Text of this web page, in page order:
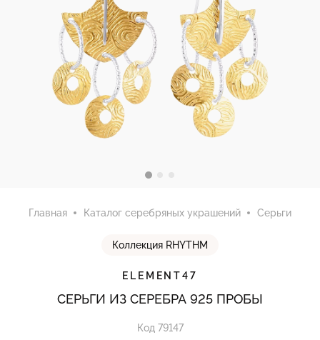
Главная Каталог серебряных украшений Серьги
Коллекция RHYTHM
ELEMENT47
СЕРЬГИ ИЗ СЕРЕБРА 925 ПРОБЫ
Код 79147